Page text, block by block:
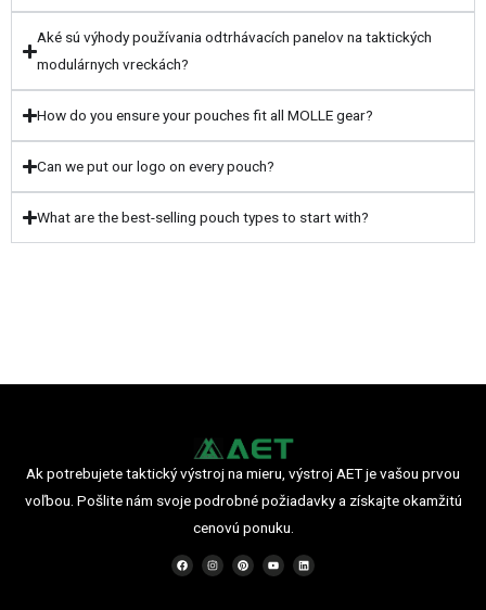
Aké sú výhody používania odtrhávacích panelov na taktických
modulárnych vreckách?
How do you ensure your pouches fit all MOLLE gear?
Can we put our logo on every pouch?
What are the best-selling pouch types to start with?
Ak potrebujete taktický výstroj na mieru, výstroj AET je vašou prvou
voľbou. Pošlite nám svoje podrobné požiadavky a získajte okamžitú
cenovú ponuku.
F
a
c
I
n
s
P
i
n
Y
o
u
L
i
n